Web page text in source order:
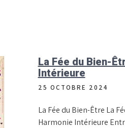
La Fée du Bien-
Intérieure
25 OCTOBRE 2024
La Fée du Bien-Être La
Harmonie Intérieure